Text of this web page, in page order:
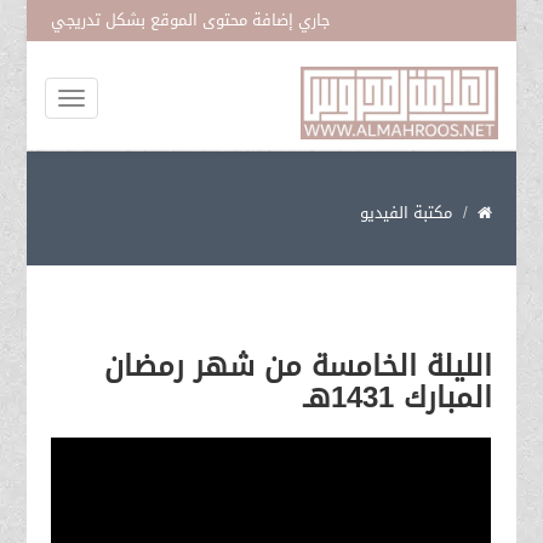
جاري إضافة محتوى الموقع بشكل تدريجي
المتمسك بحبل فاطمة عليها السلام
مكتبة الفيديو
الليلة الخامسة من شهر رمضان
المبارك 1431هـ